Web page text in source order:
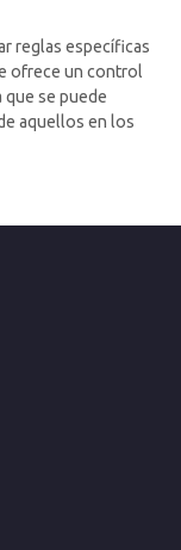
reglas específicas
ofrece un control
que se puede
aquellos en los